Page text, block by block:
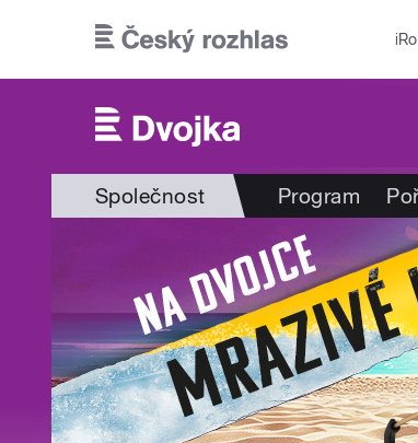
Společnost Program